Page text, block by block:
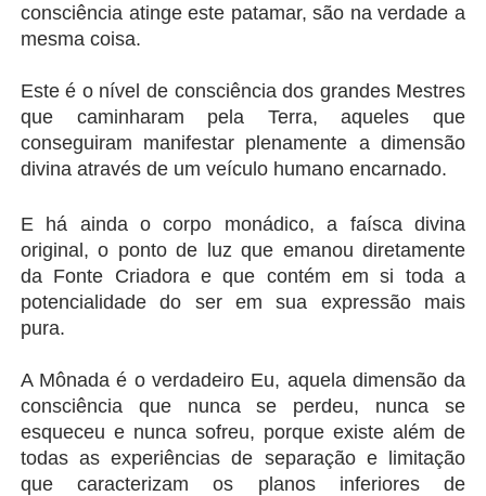
consciência atinge este patamar, são na verdade a
mesma coisa.
Este é o nível de consciência dos grandes Mestres
que caminharam pela Terra, aqueles que
conseguiram manifestar plenamente a dimensão
divina através de um veículo humano encarnado.
E há ainda o corpo monádico, a faísca divina
original, o ponto de luz que emanou diretamente
da Fonte Criadora e que contém em si toda a
potencialidade do ser em sua expressão mais
pura.
A Mônada é o verdadeiro Eu, aquela dimensão da
consciência que nunca se perdeu, nunca se
esqueceu e nunca sofreu, porque existe além de
todas as experiências de separação e limitação
que caracterizam os planos inferiores de